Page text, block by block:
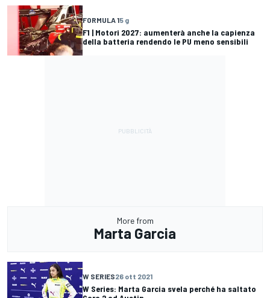
FORMULA 15 g
F1 | Motori 2027: aumenterà anche la capienza
della batteria rendendo le PU meno sensibili
More from
Marta Garcia
W SERIES26 ott 2021
W Series: Marta Garcia svela perché ha saltato